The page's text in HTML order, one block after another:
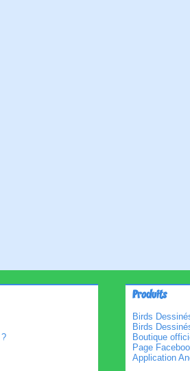
Produits
Birds
Birds
Boutique
Page
Application